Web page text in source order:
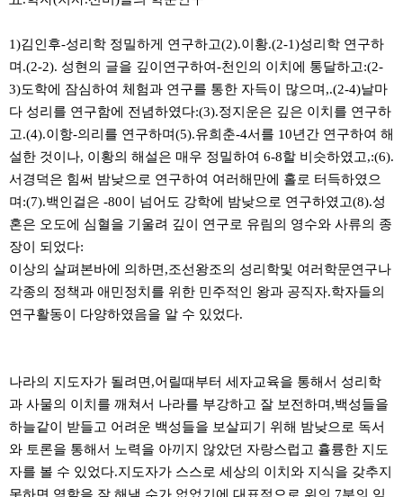
1)김인후-성리학 정밀하게 연구하고(2).이황.(2-1)성리학 연구하
며.(2-2). 성현의 글을 깊이연구하여-천인의 이치에 통달하고:(2-
3)도학에 잠심하여 체험과 연구를 통한 자득이 많으며,.(2-4)날마
다 성리를 연구함에 전념하였다:(3).정지운은 깊은 이치를 연구하
고.(4).이항-의리를 연구하며(5).유희춘-4서를 10년간 연구하여 해
설한 것이나, 이황의 해설은 매우 정밀하여 6-8할 비슷하였고,:(6).
서경덕은 힘써 밤낮으로 연구하여 여러해만에 홀로 터득하였으
며:(7).백인걸은 -80이 넘어도 강학에 밤낮으로 연구하였고(8).성
혼은 오도에 심혈을 기울려 깊이 연구로 유림의 영수와 사류의 종
장이 되었다:
이상의 살펴본바에 의하면,조선왕조의 성리학및 여러학문연구나
각종의 정책과 애민정치를 위한 민주적인 왕과 공직자.학자들의
연구활동이 다양하였음을 알 수 있었다.
나라의 지도자가 될려면,어릴때부터 세자교육을 통해서 성리학
과 사물의 이치를 깨쳐서 나라를 부강하고 잘 보전하며,백성들을
하늘같이 받들고 어려운 백성들을 보살피기 위해 밤낮으로 독서
와 토론을 통해서 노력을 아끼지 않았던 자랑스럽고 휼륭한 지도
자를 볼 수 있었다.지도자가 스스로 세상의 이치와 지식을 갖추지